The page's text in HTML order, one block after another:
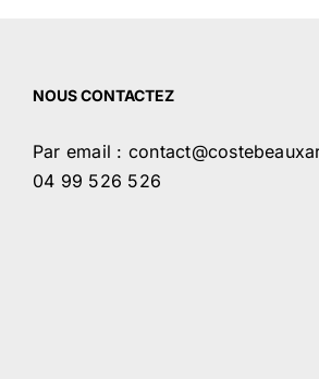
NOUS CONTACTEZ
Par email :
04 99 526 526